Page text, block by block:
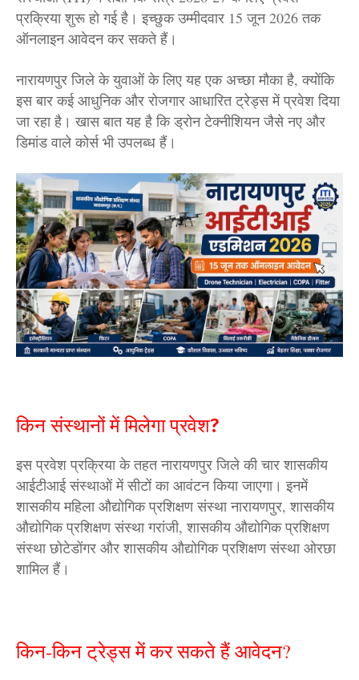
प्रक्रिया शुरू हो गई है। इच्छुक उम्मीदवार 15 जून 2026 तक
ऑनलाइन आवेदन कर सकते हैं।
नारायणपुर जिले के युवाओं के लिए यह एक अच्छा मौका है, क्योंकि
इस बार कई आधुनिक और रोजगार आधारित ट्रेड्स में प्रवेश दिया
जा रहा है। खास बात यह है कि ड्रोन टेक्नीशियन जैसे नए और
डिमांड वाले कोर्स भी उपलब्ध हैं।
किन संस्थानों में मिलेगा प्रवेश?
इस प्रवेश प्रक्रिया के तहत नारायणपुर जिले की चार शासकीय
आईटीआई संस्थाओं में सीटों का आवंटन किया जाएगा। इनमें
शासकीय महिला औद्योगिक प्रशिक्षण संस्था नारायणपुर, शासकीय
औद्योगिक प्रशिक्षण संस्था गरांजी, शासकीय औद्योगिक प्रशिक्षण
संस्था छोटेडोंगर और शासकीय औद्योगिक प्रशिक्षण संस्था ओरछा
शामिल हैं।
किन-किन ट्रेड्स में कर सकते हैं आवेदन?